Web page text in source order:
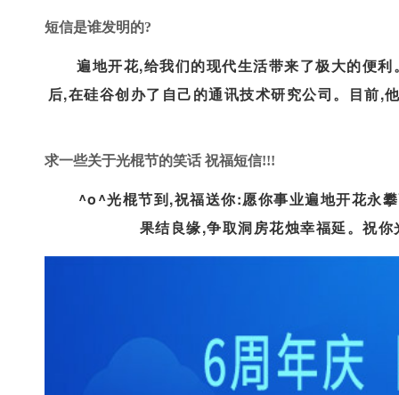
短信是谁发明的?
遍地开花,给我们的现代生活带来了极大的便
后,在硅谷创办了自己的通讯技术研究公司。目前,
求一些关于光棍节的笑话 祝福短信!!!
^o^光棍节到,祝福送你:愿你事业遍地开花永
果结良缘,争取洞房花烛幸福延。祝